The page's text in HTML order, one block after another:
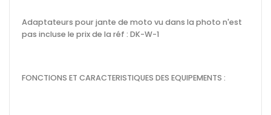
Adaptateurs pour jante de moto vu dans la photo n'est
pas incluse le prix de la réf : DK-W-1
FONCTIONS ET CARACTERISTIQUES DES EQUIPEMENTS :